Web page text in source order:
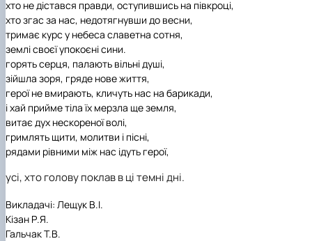
хто не дістався правди, оступившись на півкроці,
хто згас за нас, недотягнувши до весни,
тримає курс у небеса славетна сотня,
землі своєї упокоєні сини.
горять серця, палають вільні душі,
зійшла зоря, гряде нове життя,
герої не вмирають, кличуть нас на барикади,
і хай прийме тіла їх мерзла ще земля,
витає дух нескореної волі,
гримлять щити, молитви і пісні,
рядами рівними між нас ідуть герої,
усі, хто голову поклав в ці темні дні.
Викладачі: Лещук В.І.
Кізан Р.Я.
Гальчак Т.В.